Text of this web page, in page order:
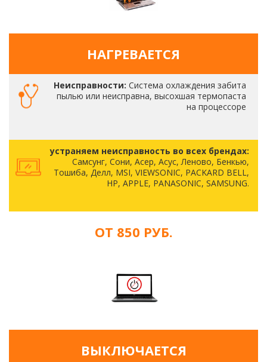
НАГРЕВАЕТСЯ
Неисправности: Система охлаждения забита
пылью или неисправна, высохшая термопаста
на процессоре
устраняем неисправность во всех брендах:
Самсунг, Сони, Асер, Асус, Леново, Бенкью,
Тошиба, Делл, MSI, VIEWSONIC, PACKARD BELL,
HP, APPLE, PANASONIC, SAMSUNG.
ОТ 850 РУБ.
ВЫКЛЮЧАЕТСЯ